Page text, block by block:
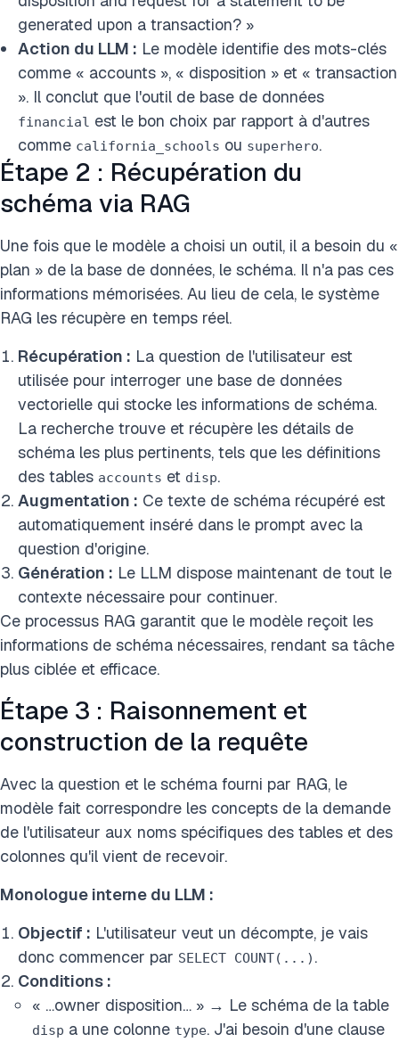
generated upon a transaction? »
Action du LLM : Le modèle identifie des mots-clés
comme « accounts », « disposition » et « transaction
». Il conclut que l'outil de base de données
financial est le bon choix par rapport à d'autres
comme california_schools ou superhero.
Étape 2 : Récupération du
schéma via RAG
Une fois que le modèle a choisi un outil, il a besoin du «
plan » de la base de données, le schéma. Il n'a pas ces
informations mémorisées. Au lieu de cela, le système
RAG les récupère en temps réel.
Récupération : La question de l'utilisateur est
utilisée pour interroger une base de données
vectorielle qui stocke les informations de schéma.
La recherche trouve et récupère les détails de
schéma les plus pertinents, tels que les définitions
des tables accounts et disp.
Augmentation : Ce texte de schéma récupéré est
automatiquement inséré dans le prompt avec la
question d'origine.
Génération : Le LLM dispose maintenant de tout le
contexte nécessaire pour continuer.
Ce processus RAG garantit que le modèle reçoit les
informations de schéma nécessaires, rendant sa tâche
plus ciblée et efficace.
Étape 3 : Raisonnement et
construction de la requête
Avec la question et le schéma fourni par RAG, le
modèle fait correspondre les concepts de la demande
de l'utilisateur aux noms spécifiques des tables et des
colonnes qu'il vient de recevoir.
Monologue interne du LLM :
Objectif : L'utilisateur veut un décompte, je vais
donc commencer par SELECT COUNT(...) .
Conditions :
« …owner disposition… » → Le schéma de la table
disp a une colonne type. J'ai besoin d'une clause